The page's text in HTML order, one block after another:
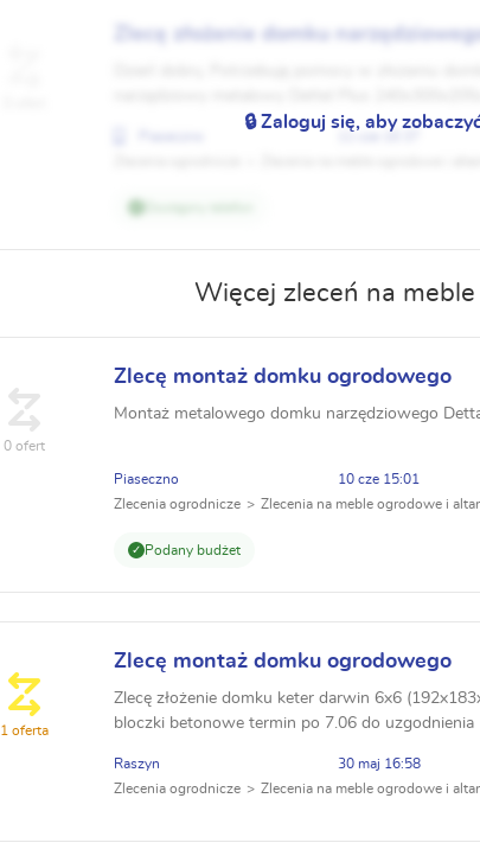
Zlecę złożenie domku
11 cze 10:37
🔒 Zaloguj się, aby
Więcej zleceń na
Zlecę montaż domku ogrodowego
Montaż metalowego domku narzędziowego
Piaseczno
10 cze 15:01
Zlecenia ogrodnicze
Zlecenia na meble ogrodowe i
Podany budżet
0 ofert
Zlecę montaż domku ogrodowego
Zlecę złożenie domku keter darwin 6x6
bloczki betonowe termin po 7.06 do uzgodnienia
Raszyn
30 maj 16:58
Zlecenia ogrodnicze
Zlecenia na meble ogrodowe i
1 oferta